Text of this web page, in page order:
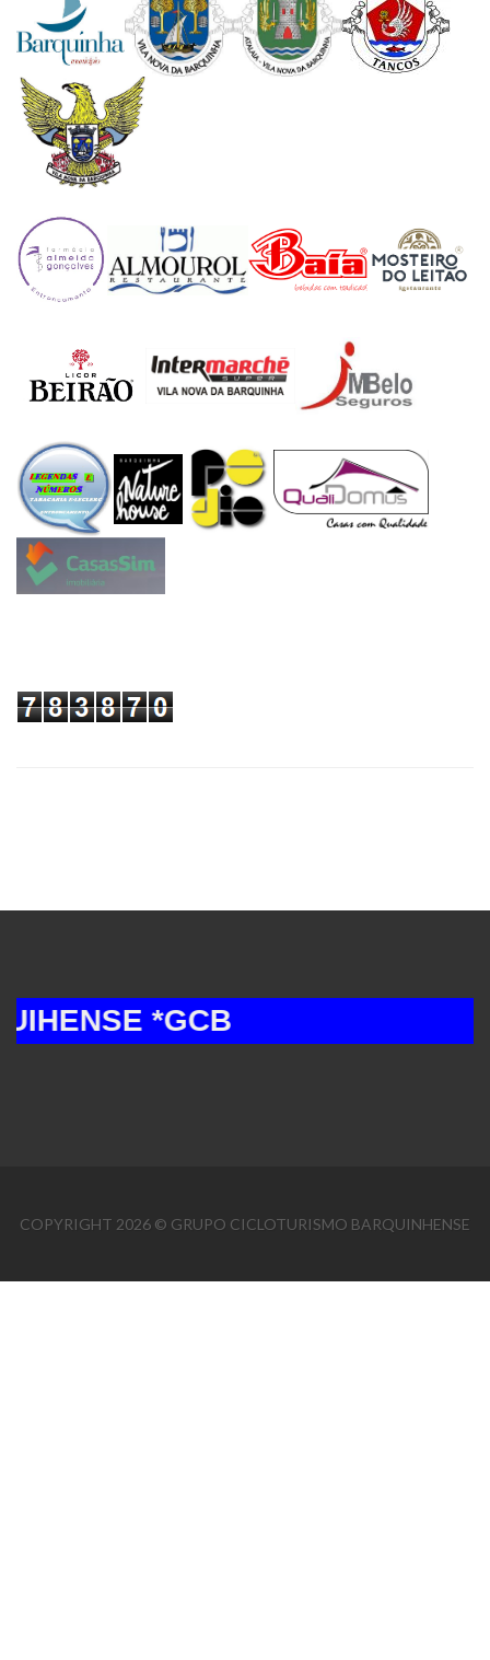
*GCB
COPYRIGHT 2026 © GRUPO CICLOTURISMO BARQUINHENSE